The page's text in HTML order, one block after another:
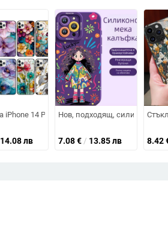
за всички модели, безжично
iPhone 14 Pro Max с мраморна картина на
14.08 лв
Нов, подходящ, силиконов
7.08€ / 13.85 лв 8.42